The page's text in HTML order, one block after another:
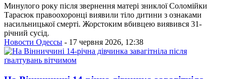
Минулого року після звернення матері зниклої Соломійки
Тарасюк правоохоронці виявили тіло дитини з ознаками
насильницької смерті. Жорстоким вбивцею виявився 31-
річний сусід.
Новости Одессы - 17 червня 2026, 12:38